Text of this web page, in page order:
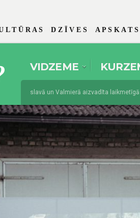
T Ū R A S D Z Ī V E S A P S K A T S
VIDZEME
Braslavā un Valmierā aizvadīta laikmetīgās